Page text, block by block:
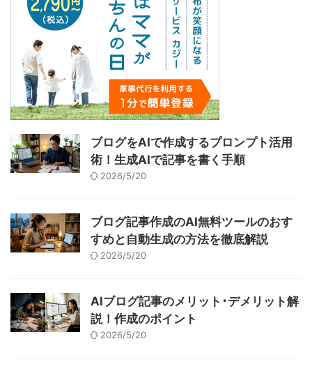
ブログをAIで作成するプロンプト活用
術！生成AIで記事を書く手順
2026/5/20
ブログ記事作成のAI無料ツールのおす
すめと自動生成の方法を徹底解説
2026/5/20
AIブログ記事のメリット･デメリット解
説！作成のポイント
2026/5/20